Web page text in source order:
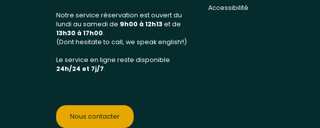
Notre service réservation est ouvert du
lundi au samedi de 9h00 à 12h13et de
13h30 à 17h00.
(Dont hesitate to call, we speak english!!)
Le service en ligne reste disponible
24h/24 et 7j/7.
Nous contacter
Accessibilité